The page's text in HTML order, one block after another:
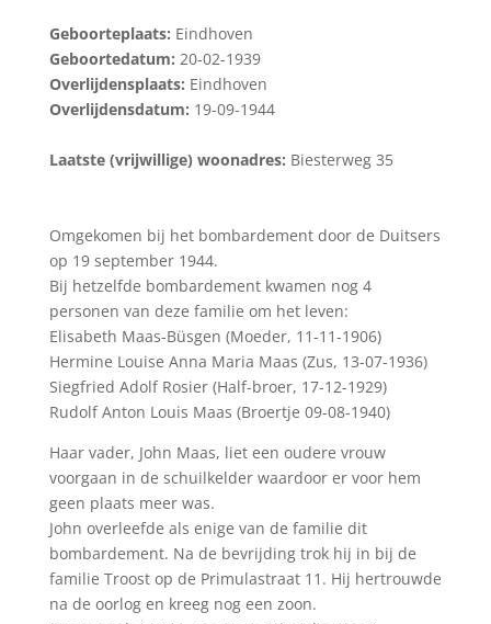
Geboorteplaats: Eindhoven
Geboortedatum: 20-02-1939
Overlijdensplaats: Eindhoven
Overlijdensdatum: 19-09-1944
Laatste (vrijwillige) woonadres: Biesterweg 35
Omgekomen bij het bombardement door de Duitsers
op 19 september 1944.
Bij hetzelfde bombardement kwamen nog 4
personen van deze familie om het leven:
Elisabeth Maas-Büsgen (Moeder, 11-11-1906)
Hermine Louise Anna Maria Maas (Zus, 13-07-1936)
Siegfried Adolf Rosier (Half-broer, 17-12-1929)
Rudolf Anton Louis Maas (Broertje 09-08-1940)
Haar vader, John Maas, liet een oudere vrouw
voorgaan in de schuilkelder waardoor er voor hem
geen plaats meer was.
John overleefde als enige van de familie dit
bombardement. Na de bevrijding trok hij in bij de
familie Troost op de Primulastraat 11. Hij hertrouwde
na de oorlog en kreeg nog een zoon.